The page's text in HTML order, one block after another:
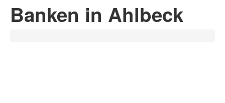
Banken in Ahlbeck